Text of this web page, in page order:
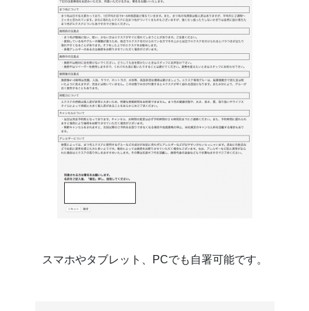
スマホやタブレット、PCでも自署可能です。